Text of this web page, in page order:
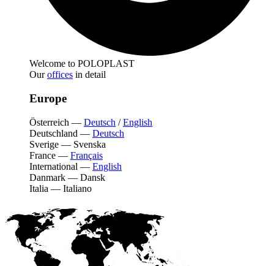
Welcome to POLOPLAST
Ouroffices in detail
Europe
Österreich — Deutsch /English
Deutschland — Deutsch
Sverige — Svenska
France — Français
International — English
Danmark — Dansk
Italia — Italiano